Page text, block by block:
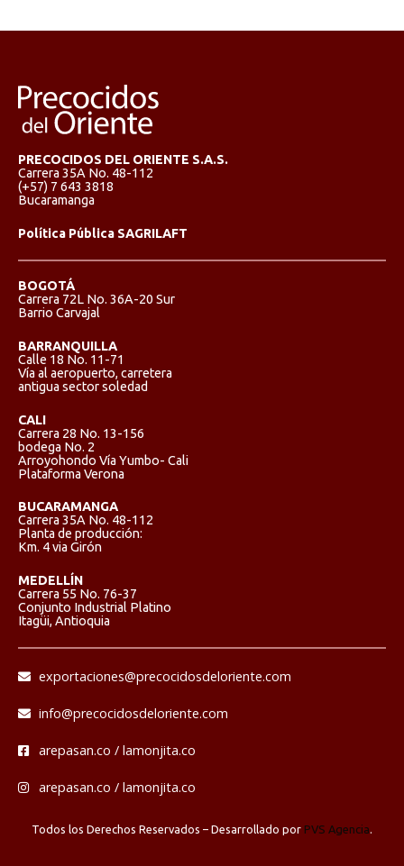
PRECOCIDOS DEL ORIENTE S.A.S.
Carrera 35A No. 48-112
(+57) 7 643 3818
Bucaramanga
Política Pública SAGRILAFT
BOGOTÁ
Carrera 72L No. 36A-20 Sur
Barrio Carvajal
BARRANQUILLA
Calle 18 No. 11-71
Vía al aeropuerto, carretera
antigua sector soledad
CALI
Carrera 28 No. 13-156
bodega No. 2
Arroyohondo Vía Yumbo- Cali
Plataforma Verona
BUCARAMANGA
Carrera 35A No. 48-112
Planta de producción:
Km. 4 via Girón
MEDELLÍN
Carrera 55 No. 76-37
Conjunto Industrial Platino
Itagüi, Antioquia
exportaciones@precocidosdeloriente.com
info@precocidosdeloriente.com
arepasan.co / lamonjita.co
arepasan.co / lamonjita.co
Todos los Derechos Reservados – Desarrollado por PVS Agencia.